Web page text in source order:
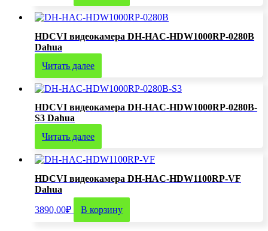
HDCVI видеокамера DH-HAC-HDW1000RP-0280B
Dahua
Читать далее
HDCVI видеокамера DH-HAC-HDW1000RP-0280B-
S3 Dahua
Читать далее
HDCVI видеокамера DH-HAC-HDW1100RP-VF
Dahua
3890,00₽ В корзину